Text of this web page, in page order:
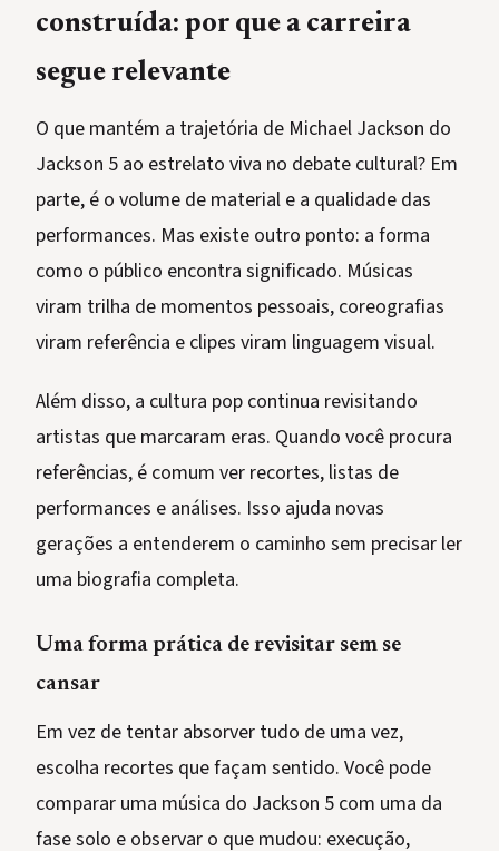
construída: por que a carreira
segue relevante
O que mantém a trajetória de Michael Jackson do
Jackson 5 ao estrelato viva no debate cultural? Em
parte, é o volume de material e a qualidade das
performances. Mas existe outro ponto: a forma
como o público encontra significado. Músicas
viram trilha de momentos pessoais, coreografias
viram referência e clipes viram linguagem visual.
Além disso, a cultura pop continua revisitando
artistas que marcaram eras. Quando você procura
referências, é comum ver recortes, listas de
performances e análises. Isso ajuda novas
gerações a entenderem o caminho sem precisar ler
uma biografia completa.
Uma forma prática de revisitar sem se
cansar
Em vez de tentar absorver tudo de uma vez,
escolha recortes que façam sentido. Você pode
comparar uma música do Jackson 5 com uma da
fase solo e observar o que mudou: execução,